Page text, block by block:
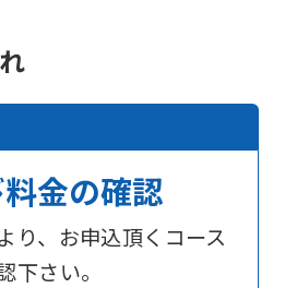
金の確認
り、お申込頂くコース
下さい。